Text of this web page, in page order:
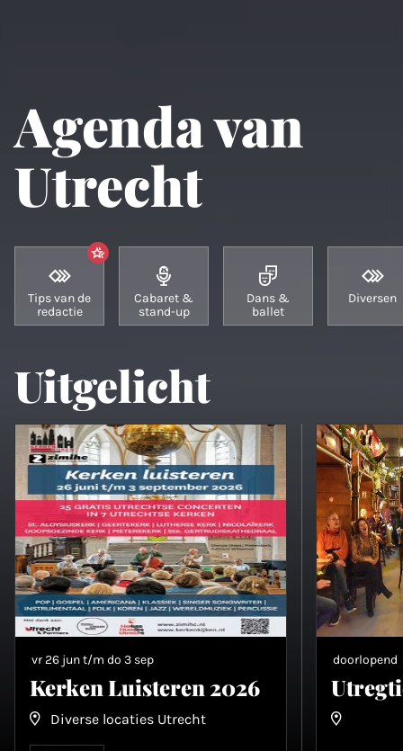
Agenda van
Utrecht
Tips van de
redactie
Cabaret &
stand-up
Dans &
ballet
Diversen
Uitgelicht
vr 26 jun t/m do 3 sep
Kerken Luisteren 2026
Diverse locaties Utrecht
doorlopend